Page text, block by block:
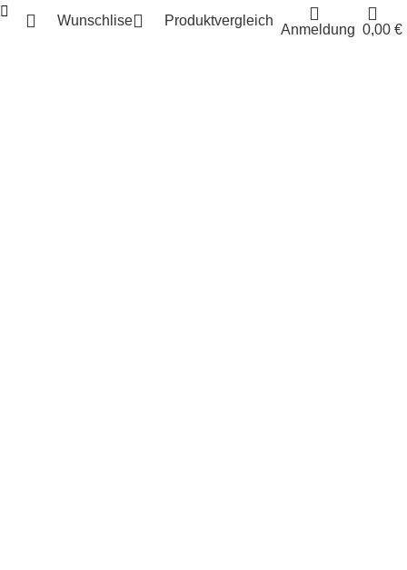
Wunschlise Produktvergleich
Anmeldung 0,00 €